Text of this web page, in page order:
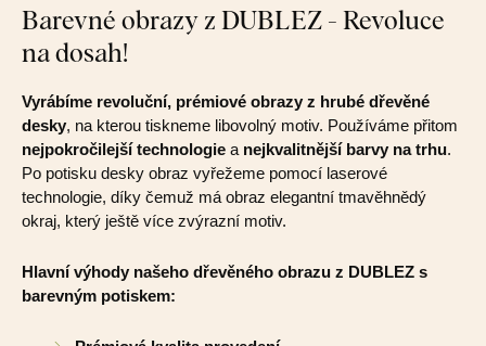
Barevné obrazy z DUBLEZ - Revoluce
na dosah!
Vyrábíme revoluční, prémiové obrazy z hrubé dřevěné
desky, na kterou tiskneme libovolný motiv. Používáme přitom
nejpokročilejší technologie a nejkvalitnější barvy na trhu.
Po potisku desky obraz vyřežeme pomocí laserové
technologie, díky čemuž má obraz elegantní tmavěhnědý
okraj, který ještě více zvýrazní motiv.
Hlavní výhody našeho dřevěného obrazu z DUBLEZ s
barevným potiskem: